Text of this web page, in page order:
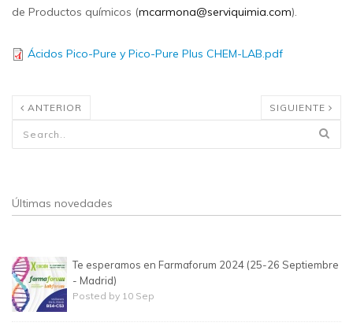
de Productos químicos (mcarmona@serviquimia.com).
Ácidos Pico-Pure y Pico-Pure Plus CHEM-LAB.pdf
ANTERIOR SIGUIENTE
Formulario de búsqueda
Últimas novedades
Te esperamos en Farmaforum 2024 (25-26 Septiembre
- Madrid)
Posted by 10 Sep